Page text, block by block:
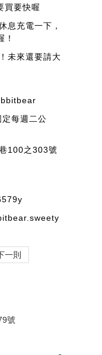
買要快喔
息充電一下，
未來還要請大
每週二公
100之303號
一則
號